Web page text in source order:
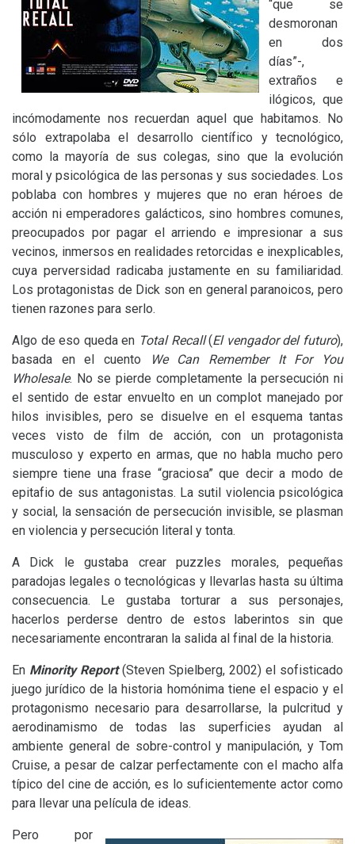
“que se
desmoronan
en dos
días”-,
extraños e
ilógicos, que
incómodamente nos recuerdan aquel que habitamos. No
sólo extrapolaba el desarrollo científico y tecnológico,
como la mayoría de sus colegas, sino que la evolución
moral y psicológica de las personas y sus sociedades. Los
poblaba con hombres y mujeres que no eran héroes de
acción ni emperadores galácticos, sino hombres comunes,
preocupados por pagar el arriendo e impresionar a sus
vecinos, inmersos en realidades retorcidas e inexplicables,
cuya perversidad radicaba justamente en su familiaridad.
Los protagonistas de Dick son en general paranoicos, pero
tienen razones para serlo.
Algo de eso queda en Total Recall(El vengador del futuro),
basada en el cuento
We Can Remember It For You
Wholesale. No se pierde completamente la persecución ni
el sentido de estar envuelto en un complot manejado por
hilos invisibles, pero se disuelve en el esquema tantas
veces visto de film de acción, con un protagonista
musculoso y experto en armas, que no habla mucho pero
siempre tiene una frase “graciosa” que decir a modo de
epitafio de sus antagonistas. La sutil violencia psicológica
y social, la sensación de persecución invisible, se plasman
en violencia y persecución literal y tonta.
A Dick le gustaba crear puzzles morales, pequeñas
paradojas legales o tecnológicas y llevarlas hasta su última
consecuencia. Le gustaba torturar a sus personajes,
hacerlos perderse dentro de estos laberintos sin que
necesariamente encontraran la salida al final de la historia.
En Minority Report(Steven Spielberg, 2002) el sofisticado
juego jurídico de la historia homónima tiene el espacio y el
protagonismo necesario para desarrollarse, la pulcritud y
aerodinamismo de todas las superficies ayudan al
ambiente general de sobre-control y manipulación, y Tom
Cruise, a pesar de calzar perfectamente con el macho alfa
típico del cine de acción, es lo suficientemente actor como
para llevar una película de ideas.
Pero por